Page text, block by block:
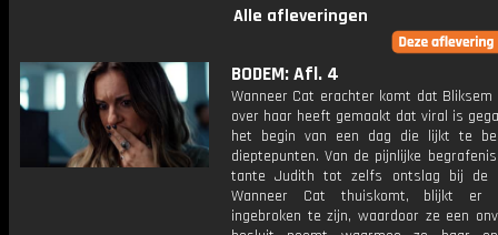
Alle afleveringen
BODEM: Afl. 4
Wanneer Cat erachter komt dat Bliksem
over haar heeft gemaakt dat viral is
het begin van een dag die lijkt te
dieptepunten. Van de pijnlijke
tante Judith tot zelfs ontslag bij de
Wanneer Cat thuiskomt, blijkt er
ingebroken te zijn, waardoor ze een